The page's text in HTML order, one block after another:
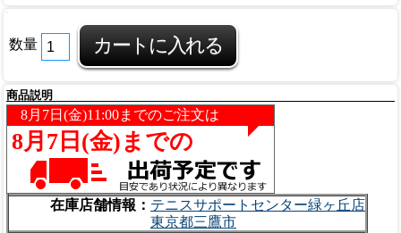
数量
商品説明
在庫店舗情報： テニスサポートセンター緑ヶ丘店
東京都三鷹市